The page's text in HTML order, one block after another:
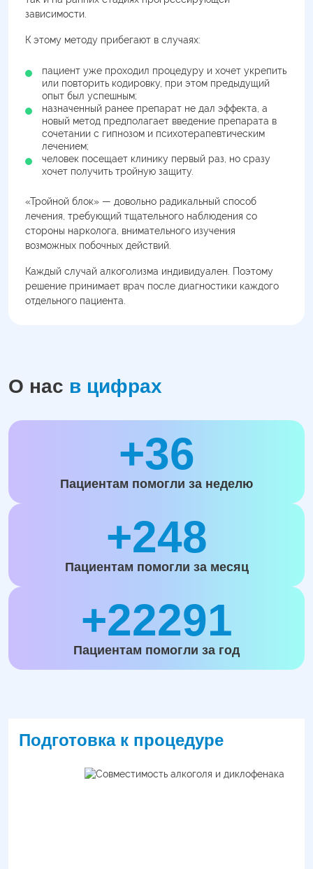
зависимости.
К этому методу прибегают в случаях:
пациент уже проходил процедуру и хочет укрепить
или повторить кодировку, при этом предыдущий
опыт был успешным;
назначенный ранее препарат не дал эффекта, а
новый метод предполагает введение препарата в
сочетании с гипнозом и психотерапевтическим
лечением;
человек посещает клинику первый раз, но сразу
хочет получить тройную защиту.
«Тройной блок» — довольно радикальный способ
лечения, требующий тщательного наблюдения со
стороны нарколога, внимательного изучения
возможных побочных действий.
Каждый случай алкоголизма индивидуален. Поэтому
решение принимает врач после диагностики каждого
отдельного пациента.
О нас в цифрах
+36
Пациентам помогли за неделю
+248
Пациентам помогли за месяц
+22291
Пациентам помогли за год
Подготовка к процедуре